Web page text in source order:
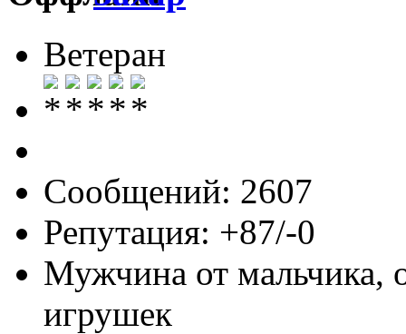
Ветеран
Сообщений: 2607
Репутация: +87/-0
Мужчина от мальчика,
игрушек